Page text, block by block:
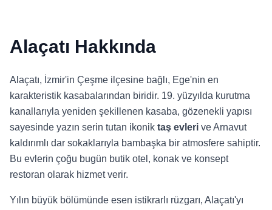
Alaçatı Hakkında
Alaçatı, İzmir'in Çeşme ilçesine bağlı, Ege'nin en
karakteristik kasabalarından biridir. 19. yüzyılda kurutma
kanallarıyla yeniden şekillenen kasaba, gözenekli yapısı
sayesinde yazın serin tutan ikonik taş evleri ve Arnavut
kaldırımlı dar sokaklarıyla bambaşka bir atmosfere sahiptir.
Bu evlerin çoğu bugün butik otel, konak ve konsept
restoran olarak hizmet verir.
Yılın büyük bölümünde esen istikrarlı rüzgarı, Alaçatı'yı